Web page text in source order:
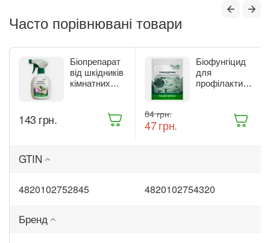
Часто порівнювані товари
Біопрепарат
від шкідників
кімнатних
спрей 300 мл
‍143‍ грн.
Біофунгіцид
для
профілактики
Триходерма
‍84‍ грн.
‍47‍грн.
GTIN
4820102752845 4820102754320
Бренд